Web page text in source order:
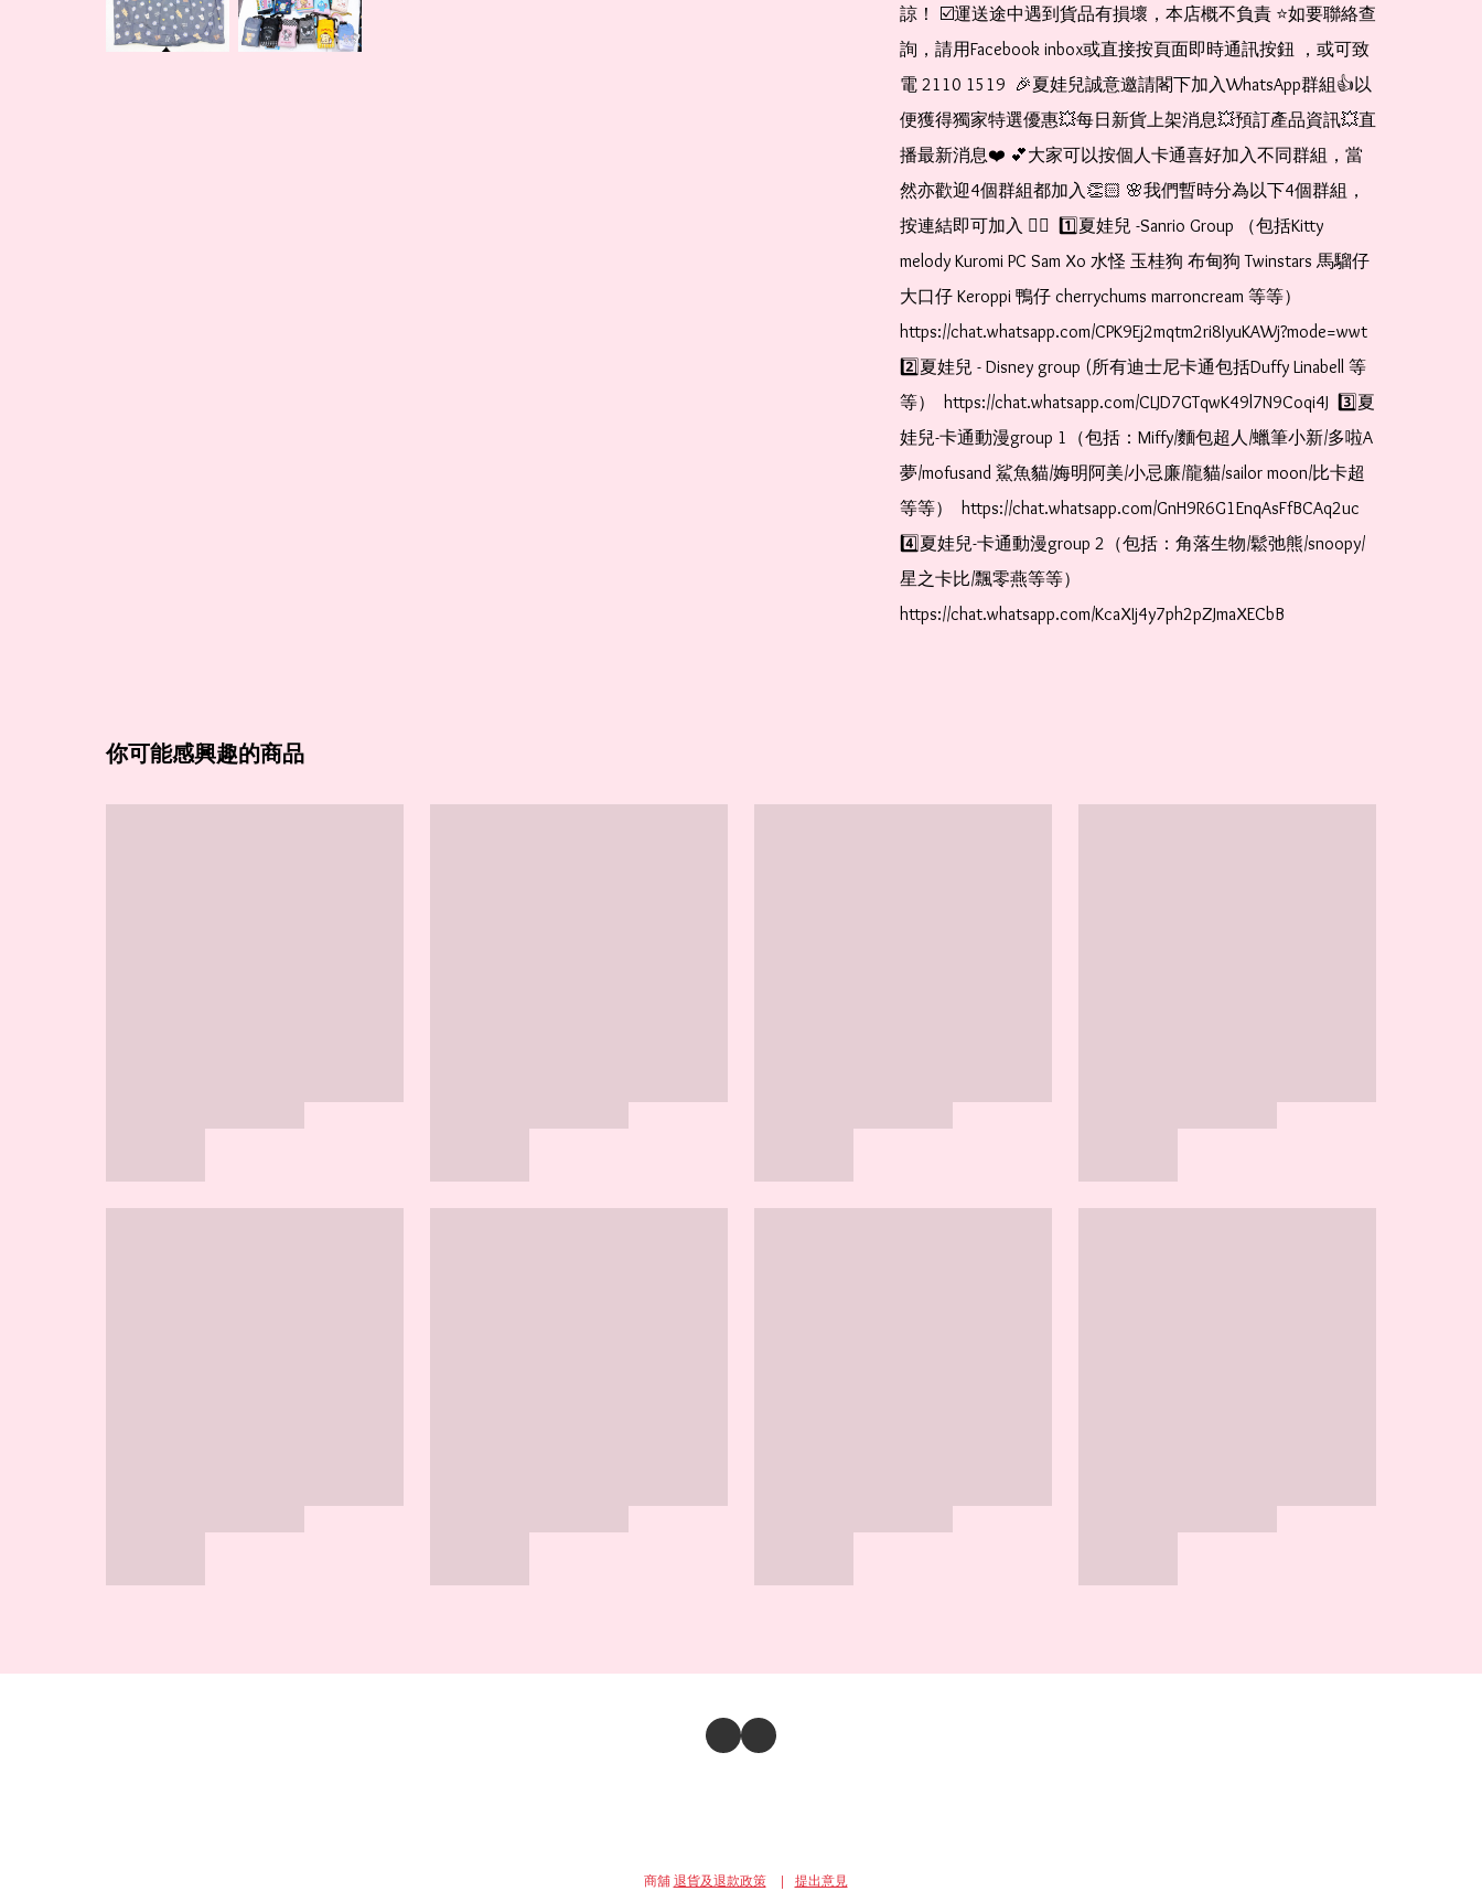
諒！ ☑️運送途中遇到貨品有損壞，本店概不負責 ⭐️如要聯絡查
詢，請用Facebook inbox或直接按頁面即時通訊按鈕 ，或可致
電 2110 1519  🎉夏娃兒誠意邀請閣下加入WhatsApp群組👍以
便獲得獨家特選優惠💥每日新貨上架消息💥預訂產品資訊💥直
播最新消息❤️ 💕大家可以按個人卡通喜好加入不同群組，當
然亦歡迎4個群組都加入👏🏻 🌸我們暫時分為以下4個群組，
按連結即可加入 👇🏻  1️⃣夏娃兒 -Sanrio Group （包括Kitty
melody Kuromi PC Sam Xo 水怪 玉桂狗 布甸狗 Twinstars 馬騮仔
大口仔 Keroppi 鴨仔 cherrychums marroncream 等等）
https://chat.whatsapp.com/CPK9Ej2mqtm2ri8IyuKAWj?mode=wwt
2️⃣夏娃兒 - Disney group (所有迪士尼卡通包括Duffy Linabell 等
等）  https://chat.whatsapp.com/CLJD7GTqwK49l7N9Coqi4J  3️⃣夏
娃兒-卡通動漫group 1（包括：Miffy/麵包超人/蠟筆小新/多啦A
夢/mofusand 鯊魚貓/娒明阿美/小忌廉/龍貓/sailor moon/比卡超
等等）  https://chat.whatsapp.com/GnH9R6G1EnqAsFfBCAq2uc
4️⃣夏娃兒-卡通動漫group 2（包括：角落生物/鬆弛熊/snoopy/
星之卡比/飄零燕等等）
https://chat.whatsapp.com/KcaXIj4y7ph2pZJmaXECbB
你可能感興趣的商品
商舖 退貨及退款政策 提出意見